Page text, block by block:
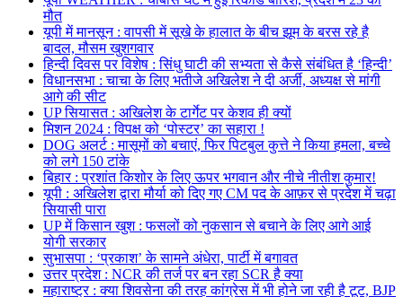
मौत
यूपी में मानसून : वापसी में सूखे के हालात के बीच झूम के बरस रहे है
बादल, मौसम खुशगवार
हिन्दी दिवस पर विशेष : सिंधु घाटी की सभ्यता से कैसे संबंधित है ‘हिन्दी’
विधानसभा : चाचा के लिए भतीजे अखिलेश ने दी अर्जी, अध्यक्ष से मांगी
आगे की सीट
UP सियासत : अखिलेश के टार्गेट पर केशव ही क्यों
मिशन 2024 : विपक्ष को ‘पोस्टर’ का सहारा !
DOG अलर्ट : मासूमों को बचाएं, फिर पिटबुल कुत्ते ने किया हमला, बच्चे
को लगे 150 टांके
बिहार : प्रशांत किशोर के लिए ऊपर भगवान और नीचे नीतीश कुमार!
यूपी : अखिलेश द्वारा मौर्या को दिए गए CM पद के आफ़र से प्रदेश में चढ़ा
सियासी पारा
UP में किसान खुश : फसलों को नुकसान से बचाने के लिए आगे आई
योगी सरकार
सुभासपा : ‘प्रकाश’ के सामने अंधेरा, पार्टी में बगावत
उत्तर प्रदेश : NCR की तर्ज पर बन रहा SCR है क्या
महाराष्ट्र : क्या शिवसेना की तरह कांग्रेस में भी होने जा रही है टूट, BJP